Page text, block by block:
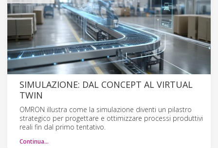
SIMULAZIONE: DAL CONCEPT AL VIRTUAL
TWIN
OMRON illustra come la simulazione diventi un pilastro
strategico per progettare e ottimizzare processi produttivi
reali fin dal primo tentativo.
Continua…